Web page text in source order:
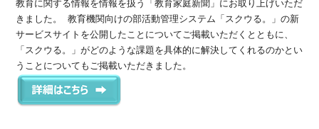
教育に関する情報を情報を扱う「教育家庭新聞」にお取り上げいただ
きました。 教育機関向けの部活動管理システム「スクウる。」の新
サービスサイトを公開したことについてご掲載いただくとともに、
「スクウる。」がどのような課題を具体的に解決してくれるのかとい
うことについてもご掲載いただきました。